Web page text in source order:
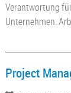
Verantwortung
Unternehmen.
Project